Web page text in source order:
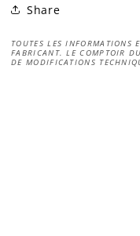
Share
TOUTES LES INFORMATIONS
FABRICANT. LE COMPTOIR
DE MODIFICATIONS